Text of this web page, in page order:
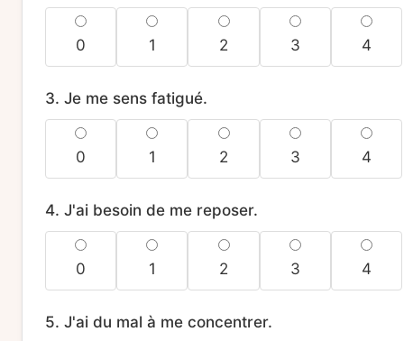
0 1 2 3 4
3. Je me sens fatigué.
0 1 2 3 4
4. J'ai besoin de me reposer.
0 1 2 3 4
5. J'ai du mal à me concentrer.